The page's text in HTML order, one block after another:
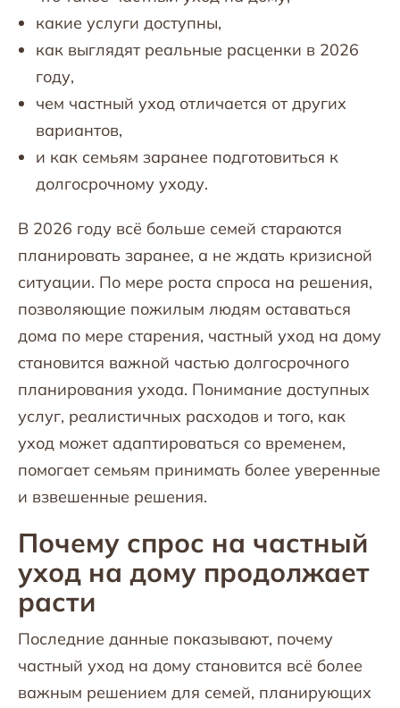
какие услуги доступны,
как выглядят реальные расценки в 2026
году,
чем частный уход отличается от других
вариантов,
и как семьям заранее подготовиться к
долгосрочному уходу.
В 2026 году всё больше семей стараются
планировать заранее, а не ждать кризисной
ситуации. По мере роста спроса на решения,
позволяющие пожилым людям оставаться
дома по мере старения, частный уход на дому
становится важной частью долгосрочного
планирования ухода. Понимание доступных
услуг, реалистичных расходов и того, как
уход может адаптироваться со временем,
помогает семьям принимать более уверенные
и взвешенные решения.
Почему спрос на частный
уход на дому продолжает
расти
Последние данные показывают, почему
частный уход на дому становится всё более
важным решением для семей, планирующих